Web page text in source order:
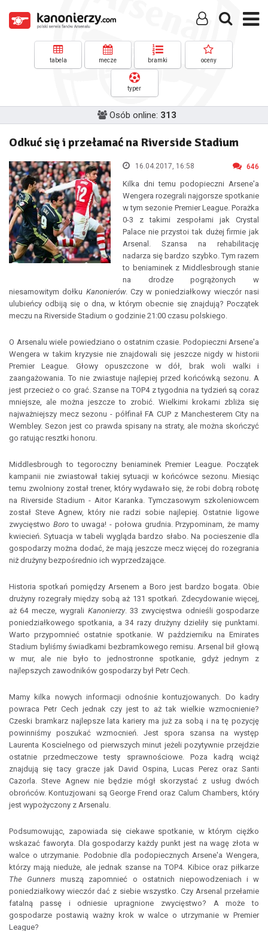
tabela mecze bramki oceny
typer
Osób online: 313
Odkuć się i przełamać na Riverside Stadium
16.04.2017, 16:58 646
Kilka dni temu podopieczni Arsene'a
Wengera rozegrali najgorsze spotkanie
w tym sezonie Premier League. Porażka
0-3 z takimi zespołami jak Crystal
Palace nie przystoi tak dużej firmie jak
Arsenal. Szansa na rehabilitację
nadarza się bardzo szybko. Tym razem
to beniaminek z Middlesbrough stanie
na drodze pogrążonych w
niesamowitym dołku Kanonierów. Czy w poniedziałkowy wieczór nasi
ulubieńcy odbiją się o dna, w którym obecnie się znajdują? Początek
meczu na Riverside Stadium o godzinie 21:00 czasu polskiego.
O Arsenalu wiele powiedziano o ostatnim czasie. Podopieczni Arsene'a
Wengera w takim kryzysie nie znajdowali się jeszcze nigdy w historii
Premier League. Głowy opuszczone w dół, brak woli walki i
zaangażowania. To nie zwiastuje najlepiej przed końcówką sezonu. A
jest przecież o co grać. Szanse na TOP4 z tygodnia na tydzień są coraz
mniejsze, ale można jeszcze to zrobić. Wielkimi krokami zbliża się
najważniejszy mecz sezonu - półfinał FA CUP z Manchesterem City na
Wembley. Sezon jest co prawda spisany na straty, ale można skończyć
go ratując resztki honoru.
Middlesbrough to tegoroczny beniaminek Premier League. Początek
kampanii nie zwiastował takiej sytuacji w końcówce sezonu. Miesiąc
temu zwolniony został trener, który wydawało się, że robi dobrą robotę
na Riverside Stadium - Aitor Karanka. Tymczasowym szkoleniowcem
został Steve Agnew, który nie radzi sobie najlepiej. Ostatnie ligowe
zwycięstwo Boroto uwaga! - połowa grudnia. Przypominam, że mamy
kwiecień. Sytuacja w tabeli wygląda bardzo słabo. Na pocieszenie dla
gospodarzy można dodać, że mają jeszcze mecz więcej do rozegrania
niż drużyny bezpośrednio ich wyprzedzające.
Historia spotkań pomiędzy Arsenem a Boro jest bardzo bogata. Obie
drużyny rozegrały między sobą aż 131 spotkań. Zdecydowanie więcej,
aż 64 mecze, wygrali Kanonierzy. 33 zwycięstwa odnieśli gospodarze
poniedziałkowego spotkania, a 34 razy drużyny dzieliły się punktami.
Warto przypomnieć ostatnie spotkanie. W październiku na Emirates
Stadium byliśmy świadkami bezbramkowego remisu. Arsenal bił głową
w mur, ale nie było to jednostronne spotkanie, gdyż jednym z
najlepszych zawodników gospodarzy był Petr Cech.
Mamy kilka nowych informacji odnośnie kontuzjowanych. Do kadry
powraca Petr Cech jednak czy jest to aż tak wielkie wzmocnienie?
Czeski bramkarz najlepsze lata kariery ma już za sobą i na tę pozycję
powinniśmy poszukać wzmocnień. Jest spora szansa na występ
Laurenta Koscielnego od pierwszych minut jeżeli pozytywnie przejdzie
ostatnie przedmeczowe testy sprawnościowe. Poza kadrą wciąż
znajdują się tacy gracze jak David Ospina, Lucas Perez oraz Santi
Cazorla. Steve Agnew nie będzie mógł skorzystać z usług dwóch
obrońców. Kontuzjowani są George Frend oraz Calum Chambers, który
jest wypożyczony z Arsenalu.
Podsumowując, zapowiada się ciekawe spotkanie, w którym ciężko
wskazać faworyta. Dla gospodarzy każdy punkt jest na wagę złota w
walce o utrzymanie. Podobnie dla podopiecznych Arsene'a Wengera,
którzy mają nieduże, ale jednak szanse na TOP4. Kibice oraz piłkarze
The Gunners muszą zapomnieć o ostatnich niepowodzeniach i w
poniedziałkowy wieczór dać z siebie wszystko. Czy Arsenal przełamie
fatalną passę i odniesie upragnione zwycięstwo? A może to
gospodarze postawią ważny krok w walce o utrzymanie w Premier
League?